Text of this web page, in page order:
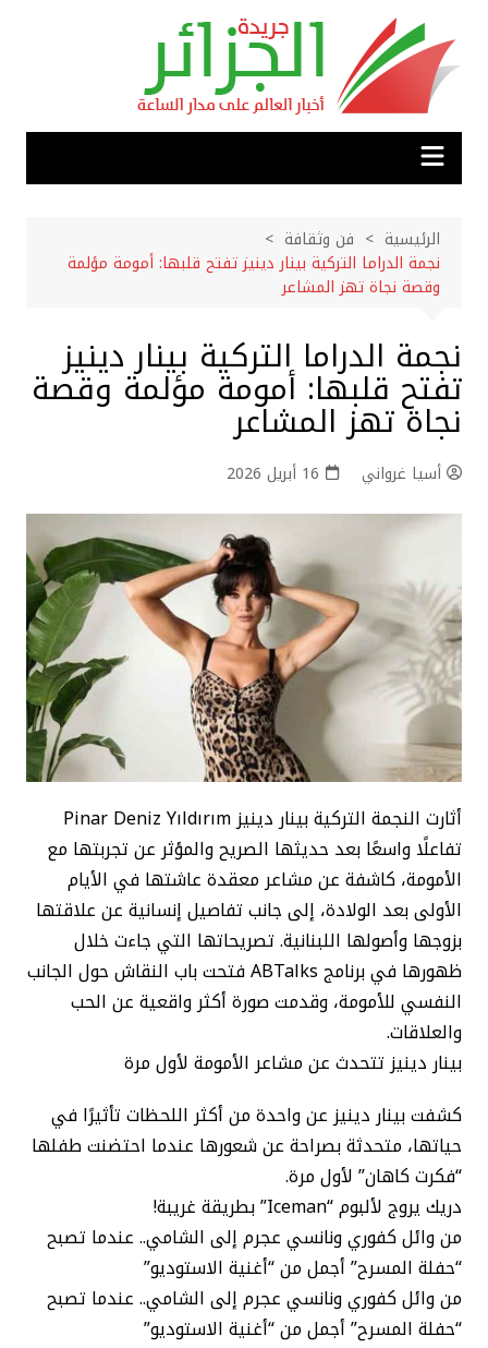
المحتوى
الرئيسية
فن وثقافة
نجمة الدراما التركية بينار دينيز تفتح قلبها: أمومة مؤلمة
وقصة نجاة تهز المشاعر
نجمة الدراما التركية بينار دينيز
تفتح قلبها: أمومة مؤلمة وقصة
نجاة تهز المشاعر
أسيا غرواني 16 أبريل 2026
أثارت النجمة التركية بينار دينيز Pinar Deniz Yıldırım
تفاعلًا واسعًا بعد حديثها الصريح والمؤثر عن تجربتها مع
الأمومة، كاشفة عن مشاعر معقدة عاشتها في الأيام
الأولى بعد الولادة، إلى جانب تفاصيل إنسانية عن علاقتها
بزوجها وأصولها اللبنانية. تصريحاتها التي جاءت خلال
ظهورها في برنامج ABTalks فتحت باب النقاش حول الجانب
النفسي للأمومة، وقدمت صورة أكثر واقعية عن الحب
والعلاقات.
بينار دينيز تتحدث عن مشاعر الأمومة لأول مرة
كشفت بينار دينيز عن واحدة من أكثر اللحظات تأثيرًا في
حياتها، متحدثة بصراحة عن شعورها عندما احتضنت طفلها
“فكرت كاهان” لأول مرة.
دريك يروج لألبوم “Iceman” بطريقة غريبة!
من وائل كفوري ونانسي عجرم إلى الشامي.. عندما تصبح
“حفلة المسرح” أجمل من “أغنية الاستوديو”
من وائل كفوري ونانسي عجرم إلى الشامي.. عندما تصبح
“حفلة المسرح” أجمل من “أغنية الاستوديو”